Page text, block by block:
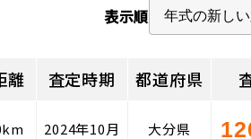
表示順
離 査定時期 都道府県
2024年10月 大分県